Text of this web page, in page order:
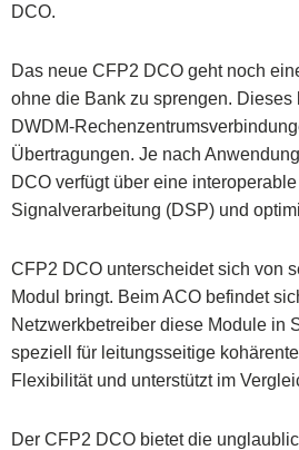
DCO.
Das neue CFP2 DCO geht noch
ohne die Bank zu sprengen.
DWDM-
Übertragungen. Je nach
DCO verfügt über eine
Signalverarbeitung (DSP) und
CFP2 DCO unterscheidet sich von
Modul bringt. Beim ACO befindet
Netzwerkbetreiber diese Module in
speziell für leitungsseitige
Flexibilität und unterstützt im
Der CFP2 DCO bietet die